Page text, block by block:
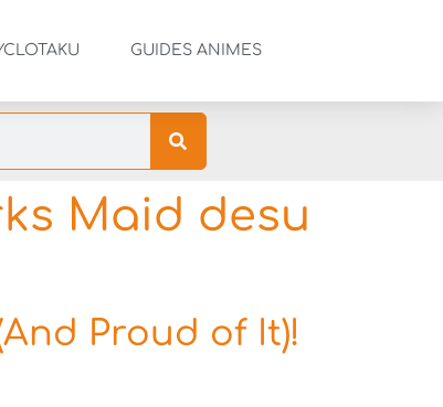
GUIDES ANIMES
Maid desu
Proud of It)!